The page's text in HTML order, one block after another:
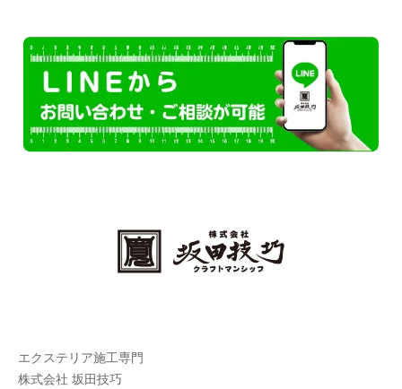
エクステリア施工専門
株式会社 坂田技巧